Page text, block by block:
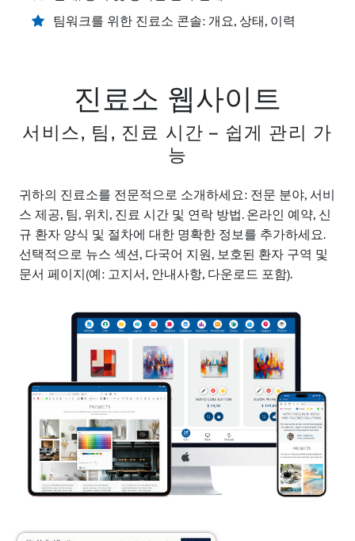
팀워크를 위한 진료소 콘솔: 개요, 상태, 이력
진료소 웹사이트
서비스, 팀, 진료 시간 – 쉽게 관리 가
능
귀하의 진료소를 전문적으로 소개하세요: 전문 분야, 서비
스 제공, 팀, 위치, 진료 시간 및 연락 방법. 온라인 예약, 신
규 환자 양식 및 절차에 대한 명확한 정보를 추가하세요.
선택적으로 뉴스 섹션, 다국어 지원, 보호된 환자 구역 및
문서 페이지(예: 고지서, 안내사항, 다운로드 포함).